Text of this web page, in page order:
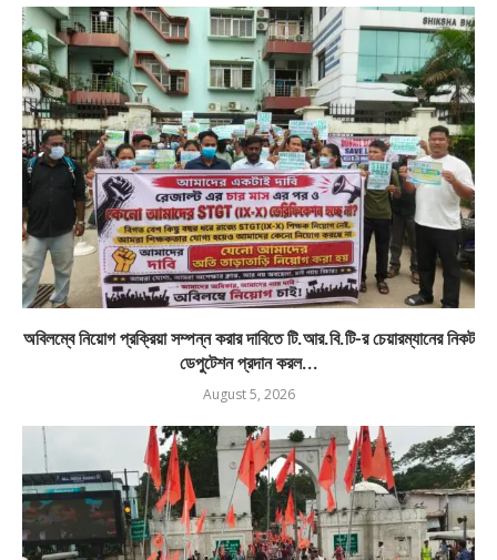
অবিলম্বে নিয়োগ প্রক্রিয়া সম্পন্ন করার দাবিতে টি.আর.বি.টি-র চেয়ারম্যানের নিকট
ডেপুটেশন প্রদান করল...
August 5, 2026